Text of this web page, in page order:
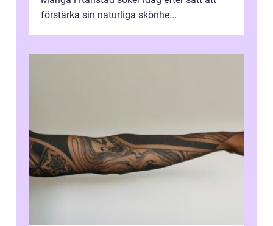
förstärka sin naturliga skönhe...